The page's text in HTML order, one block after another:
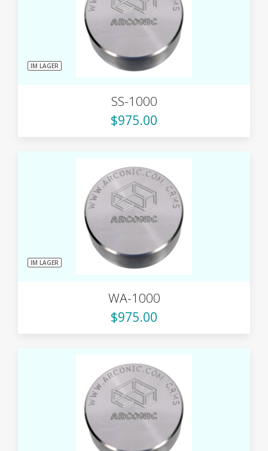
IM LAGER
SS-1000
$975.00
IM LAGER
WA-1000
$975.00